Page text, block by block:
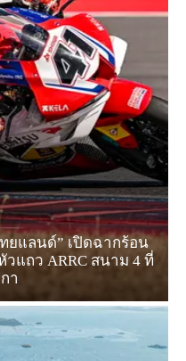
ยแลนด์” เปิดฉากร้อน
แถว ARRC สนาม 4 ที่
า